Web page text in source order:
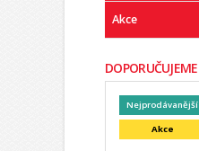
Akce
DOPORUČUJEME
Nejprodávanější
Akce